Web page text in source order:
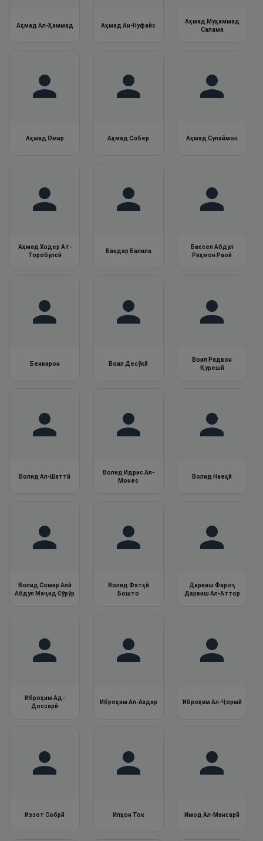
Аҳмад Ал-Ҳаммад Аҳмад Ан-Нуфайс
Аҳмад Муҳаммад
Салама
Аҳмад Омир Аҳмад Собер Аҳмад Сулаймон
Аҳмад Ходер Ат-
Торобулсӣ
Бандар Балила
Бассел Абдул
Раҳмон Раоӣ
Бенкирон Воил Десӯкӣ
Воил Радвон
Қурешӣ
Волид Ал-Шаттӣ
Волид Идрис Ал-
Монес
Волид Наеҳӣ
Волид Сомир Алӣ
Абдул Маҷид Сӯрӯр
Волид Фатҳӣ
Бошто
Дарвиш Фароҷ
Дарвиш Ал-Аттор
Иброҳим Ад-
Доссарӣ
Иброҳим Ал-Ахдар Иброҳим Ал-Ҷормӣ
Иззот Собрӣ Илҳон Ток Имод Ал-Мансарӣ